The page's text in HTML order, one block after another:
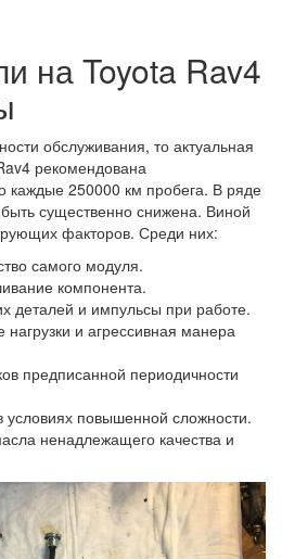
на Toyota Rav4
обслуживания, то актуальная
рекомендована
каждые 250000 км пробега. В ряде
существенно снижена. Виной
факторов. Среди них:
самого модуля.
компонента.
деталей и импульсы при работе.
и агрессивная манера
предписанной периодичности
условиях повышенной сложности.
ненадлежащего качества и